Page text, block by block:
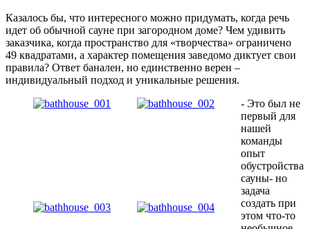
Казалось бы, что интересного можно придумать, когда речь
идет об обычной сауне при загородном доме? Чем удивить
заказчика, когда пространство для «творчества» ограничено
49 квадратами, а характер помещения заведомо диктует свои
правила? Ответ банален, но единственно верен –
индивидуальный подход и уникальные решения.
- Это был не
первый для
нашей
команды
опыт
обустройства
сауны- но
задача
создать при
этом что-то